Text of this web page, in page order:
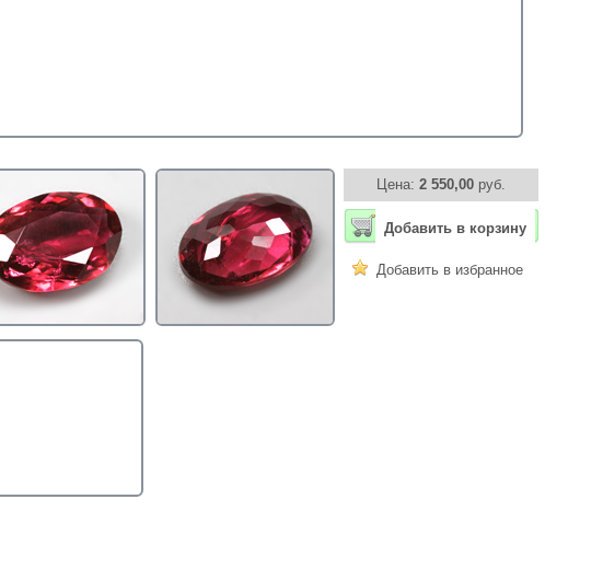
Цена: 2 550,00 руб.
Добавить в корзину
Добавить в избранное